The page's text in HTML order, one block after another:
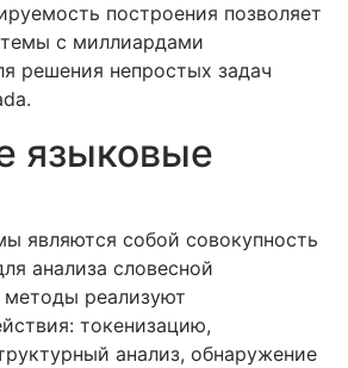
построения позволяет
с миллиардами
решения непростых задач
языковые
являются собой совокупность
анализа словесной
реализуют
токенизацию,
анализ, обнаружение